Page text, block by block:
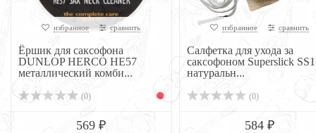
избранное сравнить
Ёршик для саксофона
DUNLOP HERCO НЕ57
металлический комби...
(0)
569 ₽
избранное сравнить
Салфетка для ухода за
саксофоном Superslick SS1
натуральн...
(0)
584 ₽